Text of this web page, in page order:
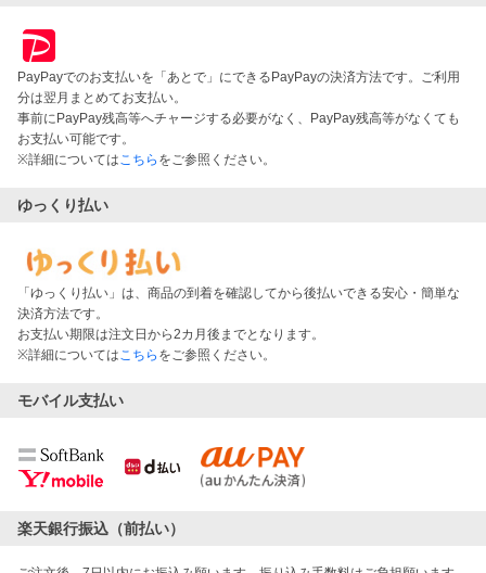
PayPayでのお支払いを「あとで」にできるPayPayの決済方法です。ご利用
分は翌月まとめてお支払い。
事前にPayPay残高等へチャージする必要がなく、PayPay残高等がなくても
お支払い可能です。
※詳細についてはこちら をご参照ください。
ゆっくり払い
「ゆっくり払い」は、商品の到着を確認してから後払いできる安心・簡単な
決済方法です。
お支払い期限は注文日から2カ月後までとなります。
※詳細についてはこちら をご参照ください。
モバイル支払い
楽天銀行振込（前払い）